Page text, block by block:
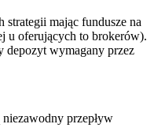
strategii mając fundusze na
u oferujących to brokerów).
depozyt wymagany przez
przepływ